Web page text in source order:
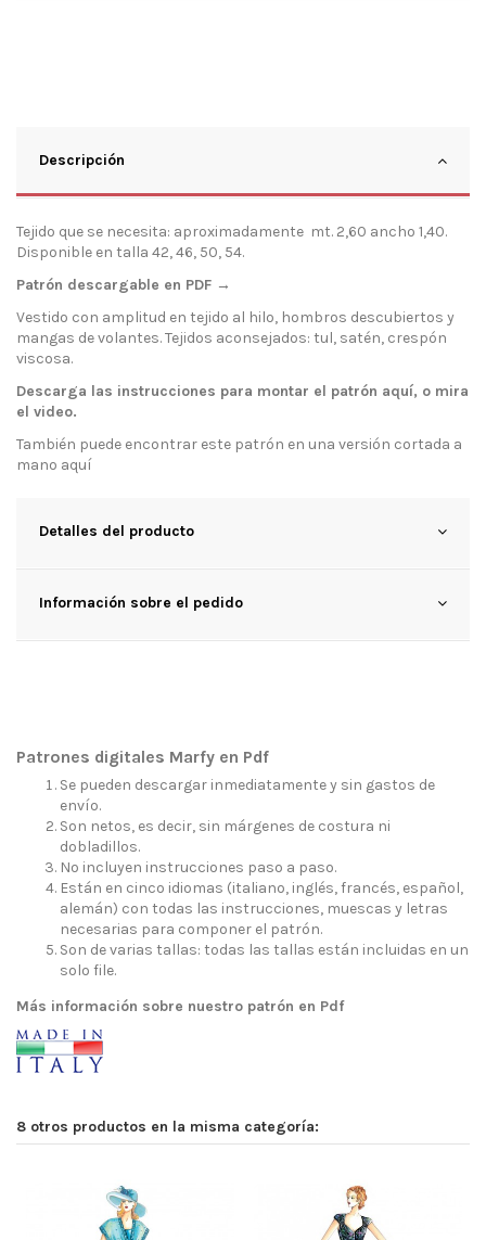
Descripción
Tejido que se necesita: aproximadamente mt. 2,60 ancho 1,40.
Disponible en talla 42, 46, 50, 54.
Patrón descargable en PDF →
Vestido con amplitud en tejido al hilo, hombros descubiertos y
mangas de volantes. Tejidos aconsejados: tul, satén, crespón
viscosa.
Descarga las instrucciones para montar el patrón aquí, o mira
el video.
También puede encontrar este patrón en una versión cortada a
mano aquí
Detalles del producto
Información sobre el pedido
Patrones digitales Marfy en Pdf
Se pueden descargar inmediatamente y sin gastos de
envío.
Son netos, es decir, sin márgenes de costura ni
dobladillos.
No incluyen instrucciones paso a paso.
Están en cinco idiomas (italiano, inglés, francés, español,
alemán) con todas las instrucciones, muescas y letras
necesarias para componer el patrón.
Son de varias tallas: todas las tallas están incluidas en un
solo file.
Más información sobre nuestro patrón en Pdf
8 otros productos en la misma categoría: